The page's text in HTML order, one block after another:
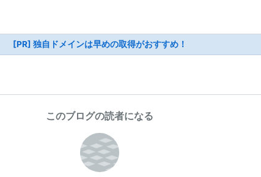
[PR] 独自ドメインは早めの取得がおすすめ！
このブログの読者になる